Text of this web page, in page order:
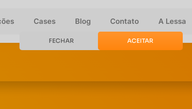
Cases Blog Contato A Lessa
FECHAR ACEITAR